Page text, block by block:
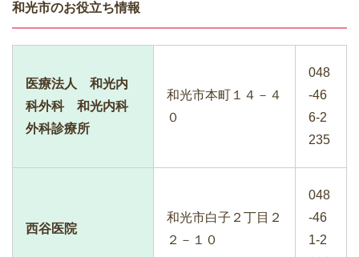
和光市のお役立ち情報
医療法人 和光内
科外科 和光内科
外科診療所
和光市本町１４－４
０
048
-46
6-2
235
西谷医院
和光市白子２丁目２
２－１０
048
-46
1-2